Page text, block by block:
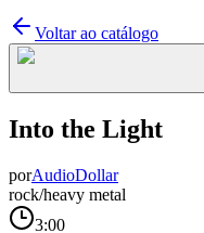
Voltar ao catálogo
Into the Light
porAudioDollar
rock/heavy metal
3:00